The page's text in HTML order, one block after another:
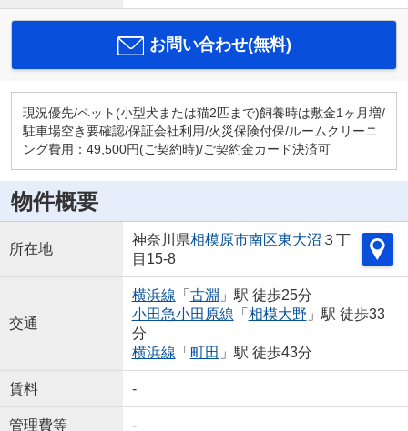
お問い合わせ(無料)
現況優先/ペット(小型犬または猫2匹まで)飼養時は敷金1ヶ月増/
駐車場空き要確認/保証会社利用/火災保険付保/ルームクリーニ
ング費用：49,500円(ご契約時)/ご契約金カード決済可
物件概要
所在地
神奈川県相模原市南区東大沼 ３丁
目15-8
交通
横浜線 「 古淵 」駅 徒歩25分
小田急小田原線 「 相模大野 」駅 徒歩33
分
横浜線 「 町田 」駅 徒歩43分
賃料 -
管理費等 -